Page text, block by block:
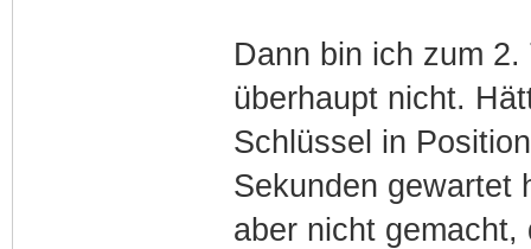
Dann bin ich zum
überhaupt nicht.
Schlüssel in
Sekunden gewartet
aber nicht